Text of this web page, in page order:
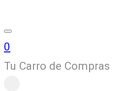
0
Tu Carro de Compras